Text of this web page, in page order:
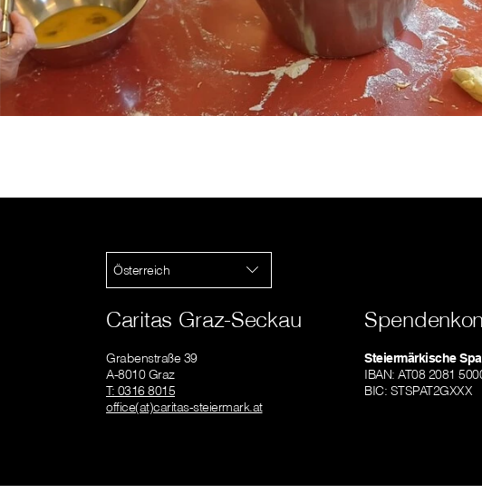
Österreich
Caritas Graz-Seckau
Grabenstraße 39
A-8010 Graz
T: 0316 8015
office(at)caritas-steiermark.at
Steiermärkische
IBAN: AT08 2081
BIC: STSPAT2GXXX